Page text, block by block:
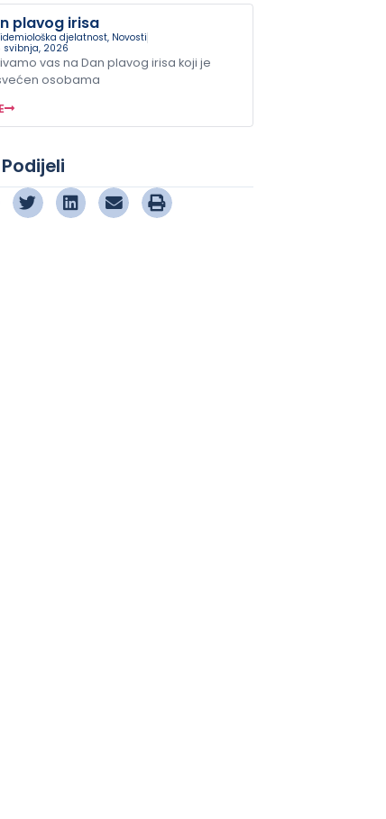
plavog irisa
djelatnost, Novosti
svibnja, 2026
vas na Dan plavog irisa koji je
osobama
Podijeli